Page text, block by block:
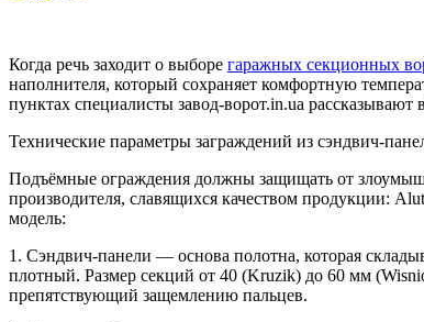
Когда речь заходит о выборе гаражных секционных
наполнителя, который сохраняет комфортную
пунктах специалисты завод-ворот.in.ua рассказывают
Технические параметры заграждений из сэндвич-
Подъёмные ограждения должны защищать от
производителя, славящихся качеством продукции:
модель:
1. Сэндвич-панели — основа полотна, которая
плотный. Размер секций от 40 (Kruzik) до 60 мм
препятствующий защемлению пальцев.